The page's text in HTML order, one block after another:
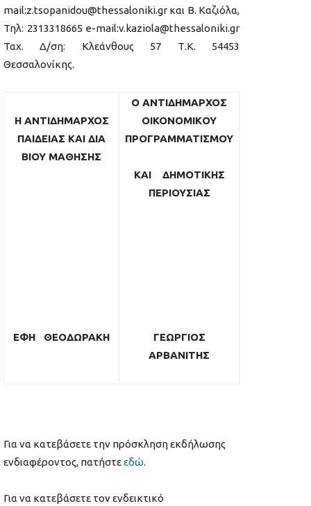
mail:z.tsopanidou@thessaloniki.gr και Β. Καζιόλα,
Τηλ: 2313318665 e-mail:v.kaziola@thessaloniki.gr
Ταχ. Δ/ση: Κλεάνθους 57 Τ.Κ. 54453
Θεσσαλονίκης.
Η ΑΝΤΙΔΗΜΑΡΧΟΣ
ΠΑΙΔΕΙΑΣ ΚΑΙ ΔΙΑ
ΒΙΟΥ ΜΑΘΗΣΗΣ
ΕΦΗ ΘΕΟΔΩΡΑΚΗ
Ο ΑΝΤΙΔΗΜΑΡΧΟΣ
ΟΙΚΟΝΟΜΙΚOY
ΠΡΟΓΡΑΜΜΑΤΙΣΜΟΥ
ΚΑΙ ΔΗΜΟΤΙΚΗΣ
ΠΕΡΙΟΥΣΙΑΣ
ΓΕΩΡΓΙΟΣ
ΑΡΒΑΝΙΤΗΣ
Για να κατεβάσετε την πρόσκληση εκδήλωσης
ενδιαφέροντος, πατήστεεδώ.
Για να κατεβάσετε τον ενδεικτικό